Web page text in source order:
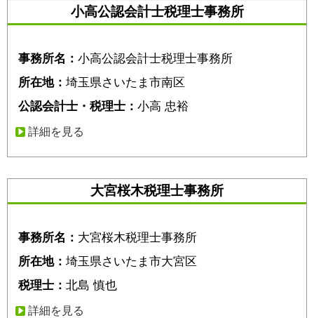
小高公認会計士税理士事務所
事務所名： 小高公認会計士税理士事務所
所在地： 埼玉県さいたま市南区
公認会計士・税理士： ⼩⾼ 忠裕
詳細を見る
大宮桜木税理士事務所
事務所名： 大宮桜木税理士事務所
所在地： 埼玉県さいたま市大宮区
税理士： 北島 慎也
詳細を見る